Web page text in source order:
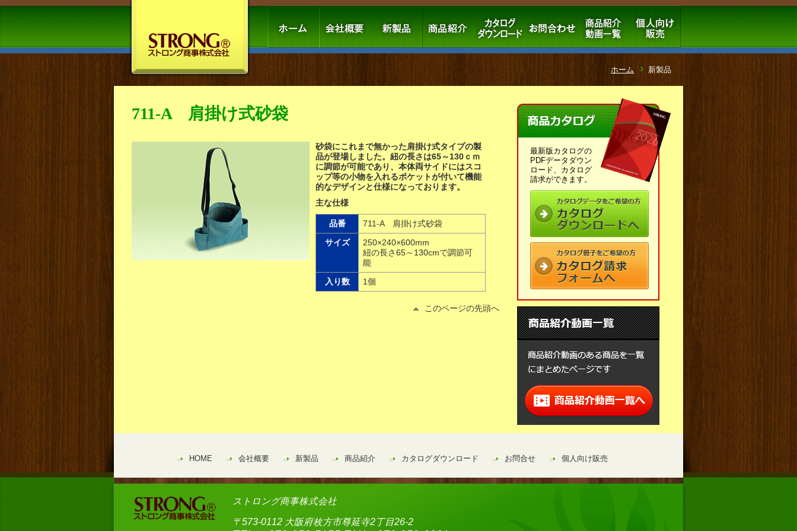
ホーム 新製品
711-A 肩掛け式砂袋
砂袋にこれまで無かった肩掛け式タイプの製
品が登場しました。紐の長さは65～130ｃｍ
に調節が可能であり、本体両サイドにはスコ
ップ等の小物を入れるポケットが付いて機能
的なデザインと仕様になっております。
主な仕様
品番
711-A 肩掛け式砂袋
サイズ
250×240×600mm
紐の長さ65～130cmで調節可
能
入り数
1個
このページの先頭へ
最新版カタログの
PDFデータダウン
ロード、カタログ
請求ができます。
HOME 会社概要 新製品 商品紹介 カタログダウンロード お問合せ 個人向け販売
ストロング商事株式会社
〒573-0112 大阪府枚方市尊延寺2丁目26-2